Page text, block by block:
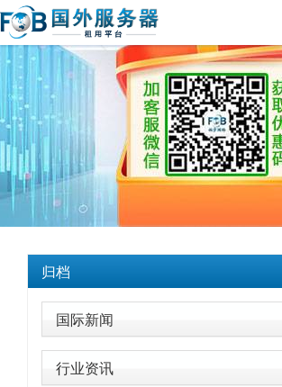
归档
国际新闻
行业资讯